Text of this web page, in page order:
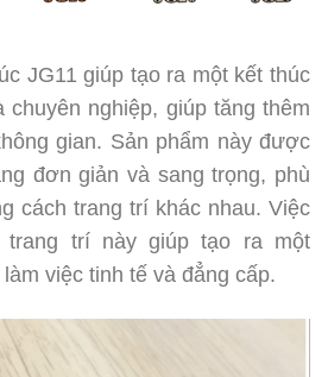
JG11 giúp tạo ra một kết thúc
chuyên nghiệp, giúp tăng thêm
gian. Sản phẩm này được
đơn giản và sang trọng, phù
cách trang trí khác nhau. Việc
trí này giúp tạo ra một
việc tinh tế và đẳng cấp.